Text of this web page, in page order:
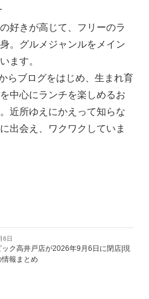
好きが高じて、フリーのラ
。グルメジャンルをメイン
ます。
らブログをはじめ、生まれ育
中心にランチを楽しめるお
近所ゆえにかえって知らな
出会え、ワクワクしていま
6日
ック高井戸店が2026年9月6日に閉店|現
報まとめ